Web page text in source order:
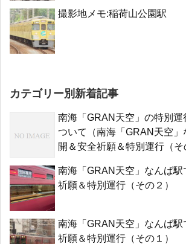
撮影地メモ:稲荷山公園駅
カテゴリー別新着記事
南海「GRAN天空」の特別運
ついて（南海「GRAN天空
開＆安全祈願＆特別運行（そ
南海「GRAN天空」なんば駅
祈願＆特別運行（その２）
南海「GRAN天空」なんば駅
祈願＆特別運行（その１）